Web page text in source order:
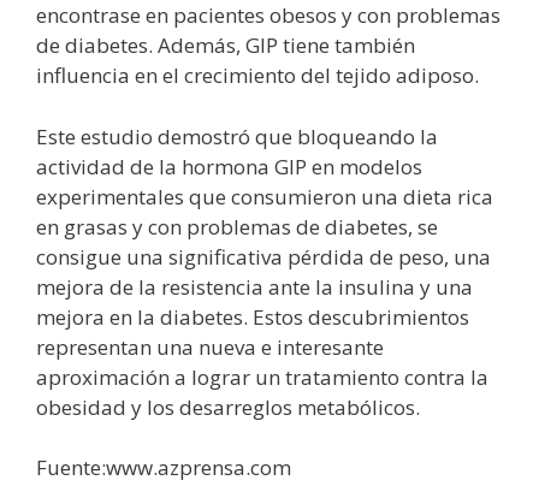
encontrase en pacientes obesos y con problemas
de diabetes. Además, GIP tiene también
influencia en el crecimiento del tejido adiposo.
Este estudio demostró que bloqueando la
actividad de la hormona GIP en modelos
experimentales que consumieron una dieta rica
en grasas y con problemas de diabetes, se
consigue una significativa pérdida de peso, una
mejora de la resistencia ante la insulina y una
mejora en la diabetes. Estos descubrimientos
representan una nueva e interesante
aproximación a lograr un tratamiento contra la
obesidad y los desarreglos metabólicos.
Fuente:www.azprensa.com